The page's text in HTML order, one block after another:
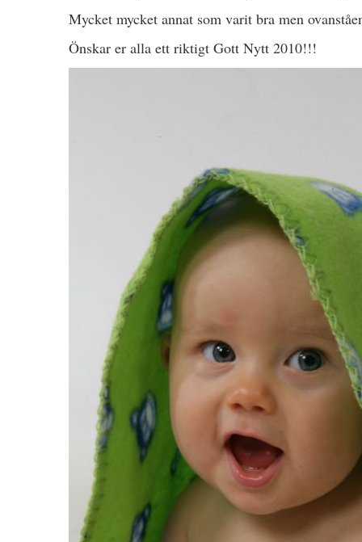
Mycket mycket annat som varit bra men
Önskar er alla ett riktigt Gott Nytt 2010!!!